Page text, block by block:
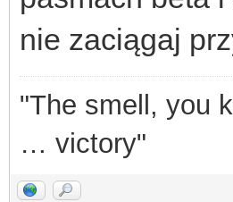
nie zaciągaj
"The smell, you
… victory"